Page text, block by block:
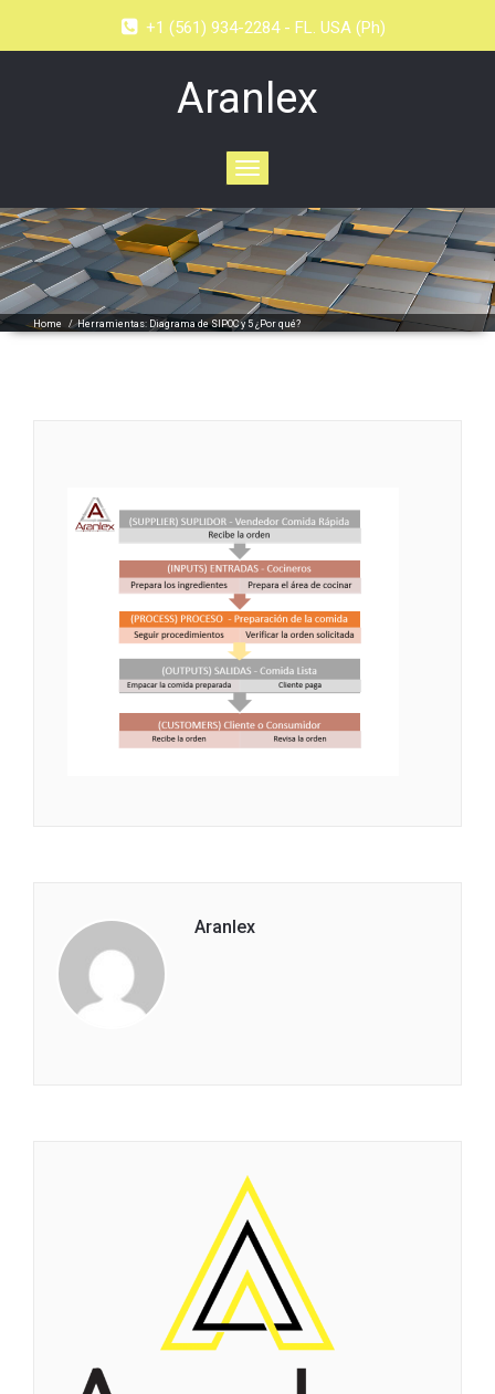
+1 (561) 934-2284 - FL. USA (Ph)
Aranlex
Toggle
navigation
Home /Herramientas: Diagrama de SIPOC y 5 ¿Por qué?
Aranlex